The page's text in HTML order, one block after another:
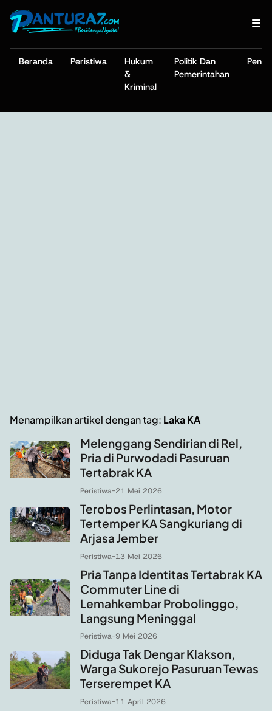
Beranda Peristiwa
Hukum
&
Kriminal
Politik Dan
Pemerintahan
Menampilkan artikel dengan tag: Laka KA
Melenggang Sendirian di Rel,
Pria di Purwodadi Pasuruan
Tertabrak KA
Peristiwa-21 Mei 2026
Terobos Perlintasan, Motor
Tertemper KA Sangkuriang di
Arjasa Jember
Peristiwa-13 Mei 2026
Pria Tanpa Identitas Tertabrak KA
Commuter Line di
Lemahkembar Probolinggo,
Langsung Meninggal
Peristiwa-9 Mei 2026
Diduga Tak Dengar Klakson,
Warga Sukorejo Pasuruan Tewas
Terserempet KA
Peristiwa-11 April 2026